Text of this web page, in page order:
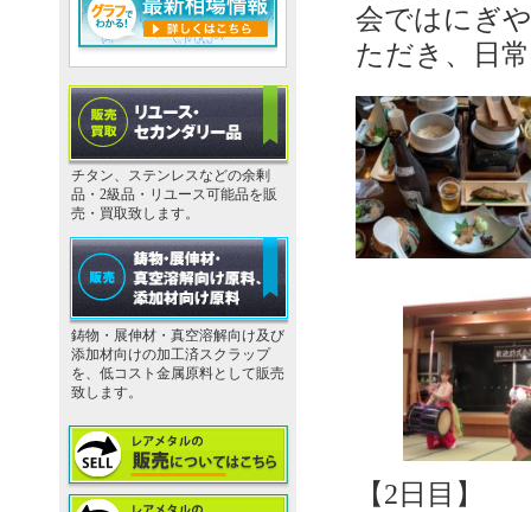
チタン、ステンレスなどの余剰
品・2級品・リユース可能品を販
売・買取致します。
鋳物・展伸材・真空溶解向け及び
添加材向けの加工済スクラップ
を、低コスト金属原料として販売
致します。
会ではにぎ
ただき、日
【2日目】